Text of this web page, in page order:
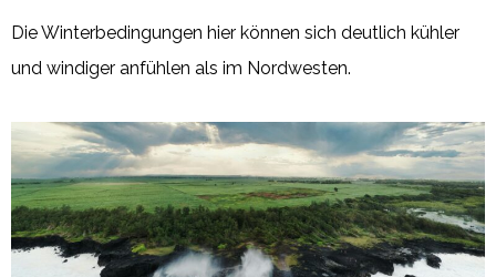
Die Winterbedingungen hier können sich deutlich kühler
und windiger anfühlen als im Nordwesten.